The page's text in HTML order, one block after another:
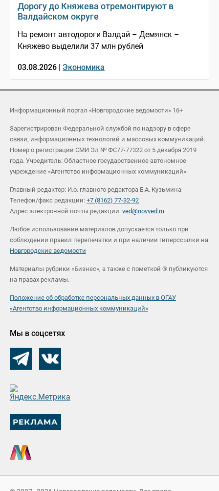
Дорогу до Княжева отремонтируют в
Валдайском округе
На ремонт автодороги Валдай – Демянск –
Княжево выделили 37 млн рублей
03.08.2026 | Экономика
Информационный портал «Новгородские ведомости» 16+
Зарегистрирован Федеральной службой по надзору в сфере
связи, информационных технологий и массовых коммуникаций.
Номер о регистрации СМИ Эл № ФС77-77322 от 5 декабря 2019
года. Учредитель: Областное государственное автономное
учреждение «Агентство информационных коммуникаций»
Главный редактор: И.о. главного редактора Е.А. Кузьмина
Телефон/факс редакции: +7 (8162) 77-32-92
Адрес электронной почты редакции: ved@novved.ru
Любое использование материалов допускается только при
соблюдении правил перепечатки и при наличии гиперссылки на
Новгородские ведомости
Материалы рубрики «Бизнес», а также с пометкой ® публикуются
на правах рекламы.
Положение об обработке персональных данных в ОГАУ
«Агентство информационных коммуникаций»
Мы в соцсетях